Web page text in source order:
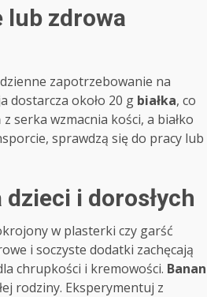
lub zdrowa
zapotrzebowanie na
dostarcza około 20 g białka, co
z serka wzmacnia kości, a białko
sprawdzą się do pracy lub
i dorosłych
w plasterki czy garść
i soczyste dodatki zachęcają
chrupkości i kremowości. Banan
rodziny. Eksperymentuj z